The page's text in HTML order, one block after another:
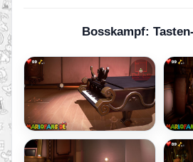
Bosskampf: